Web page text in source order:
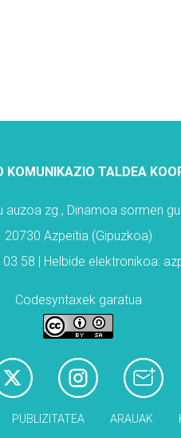
KOMUNIKAZIO TALDEA
auzoa zg., Dinamoa sormen
20730 Azpeitia (Gipuzkoa)
58 | Helbide elektronikoa:
Codesyntaxek garatua
PUBLIZITATEA ARAUAK